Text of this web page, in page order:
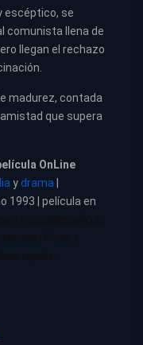
escéptico, se
comunista llena de
llegan el rechazo
madurez, contada
que supera
OnLine
ydrama
1993 | película en